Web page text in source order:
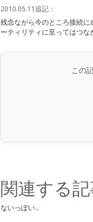
2010.05.11追記：
残念ながら今のところ接続
ーティリティに至ってはつな
この
関連する記
ないっぽい...